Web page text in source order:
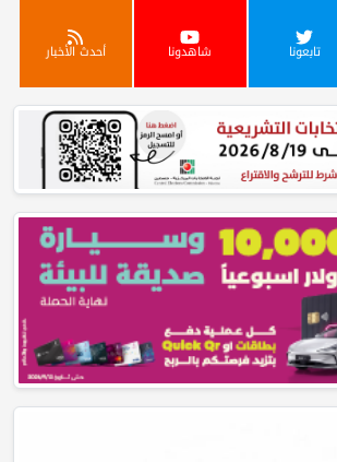
تابعونا شاهدونا أحدث الأخبار